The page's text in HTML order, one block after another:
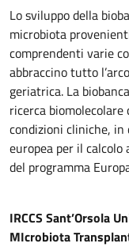
Lo sviluppo della
microbiota
comprendenti varie
abbraccino tutto
geriatrica. La
ricerca
condizioni cliniche, in
europea per il calcolo
del programma
IRCCS Sant’Orsola
MIcrobiota